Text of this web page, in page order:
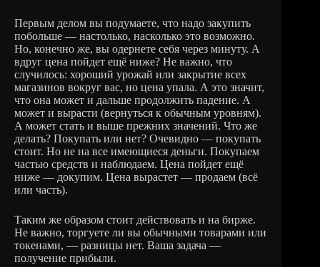
Первым делом вы подумаете, что надо закупить
побольше — настолько, насколько это возможно.
Но, конечно же, вы одернете себя через минуту. А
вдруг цена пойдет ещё ниже? Не важно, что
случилось: хороший урожай или закрытие всех
магазинов вокруг вас, но цена упала. А это значит,
что она может и дальше продолжить падение. А
может и вырасти (вернуться к обычным уровням).
А может стать и выше прежних значений. Что же
делать? Покупать или нет? Очевидно — покупать
стоит. Но не на все имеющиеся деньги. Покупаем
частью средств и наблюдаем. Цена пойдет ещё
ниже — докупим. Цена вырастет — продаем (всё
или часть).
Таким же образом стоит действовать и на бирже.
Не важно, торгуете ли вы обычными товарами или
токенами, — разницы нет. Ваша задача —
получение прибыли.